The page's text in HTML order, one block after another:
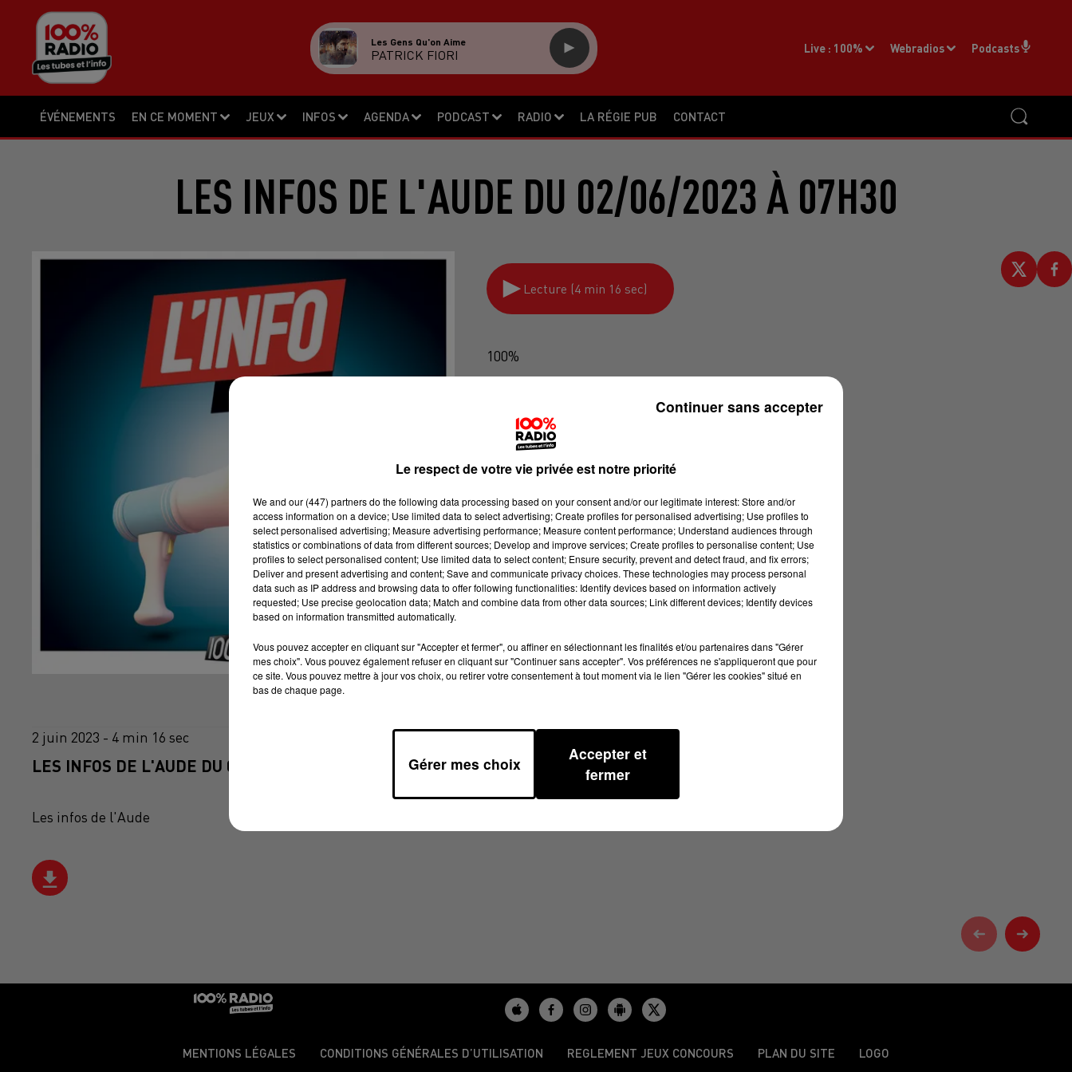
ÉVÉNEMENTS EN CE MOMENT JEUX INFOS AGENDA PODCAST RADIO LA RÉGIE PUB CONTACT
Live : 100% Webradios Podcasts
Les Gens Qu'on Aime
PATRICK FIORI
LES INFOS DE L'AUDE DU 02/06/2023 À 07H30
Lecture (4 min 16 sec)
100%
2 juin 2023 - 4 min 16 sec
LES INFOS DE L'AUDE DU 02/06/2023 À 07H30
Les infos de l'Aude
MENTIONS LÉGALES CONDITIONS GÉNÉRALES D’UTILISATION REGLEMENT JEUX CONCOURS PLAN DU SITE LOGO
Le respect de votre vie privée est notre priorité
We and our (447) partnersdo the following data processing based on your consent and/or our legitimate interest: Store and/or
access information on a device; Use limited data to select advertising; Create profiles for personalised advertising; Use profiles to
select personalised advertising; Measure advertising performance; Measure content performance; Understand audiences through
statistics or combinations of data from different sources; Develop and improve services; Create profiles to personalise content; Use
profiles to select personalised content; Use limited data to select content; Ensure security, prevent and detect fraud, and fix errors;
Deliver and present advertising and content; Save and communicate privacy choices. These technologies may process personal
data such as IP address and browsing data to offer following functionalities: Identify devices based on information actively
requested; Use precise geolocation data; Match and combine data from other data sources; Link different devices; Identify devices
based on information transmitted automatically.
Vous pouvez accepter en cliquant sur "Accepter et fermer", ou affiner en sélectionnant les finalités et/ou partenaires dans "Gérer
mes choix". Vous pouvez également refuser en cliquant sur "Continuer sans accepter". Vos préférences ne s'appliqueront que pour
ce site. Vous pouvez mettre à jour vos choix, ou retirer votre consentement à tout moment via le lien "Gérer les cookies" situé en
bas de chaque page.
Gérer mes choix
Accepter et
fermer
Continuer sans accepter